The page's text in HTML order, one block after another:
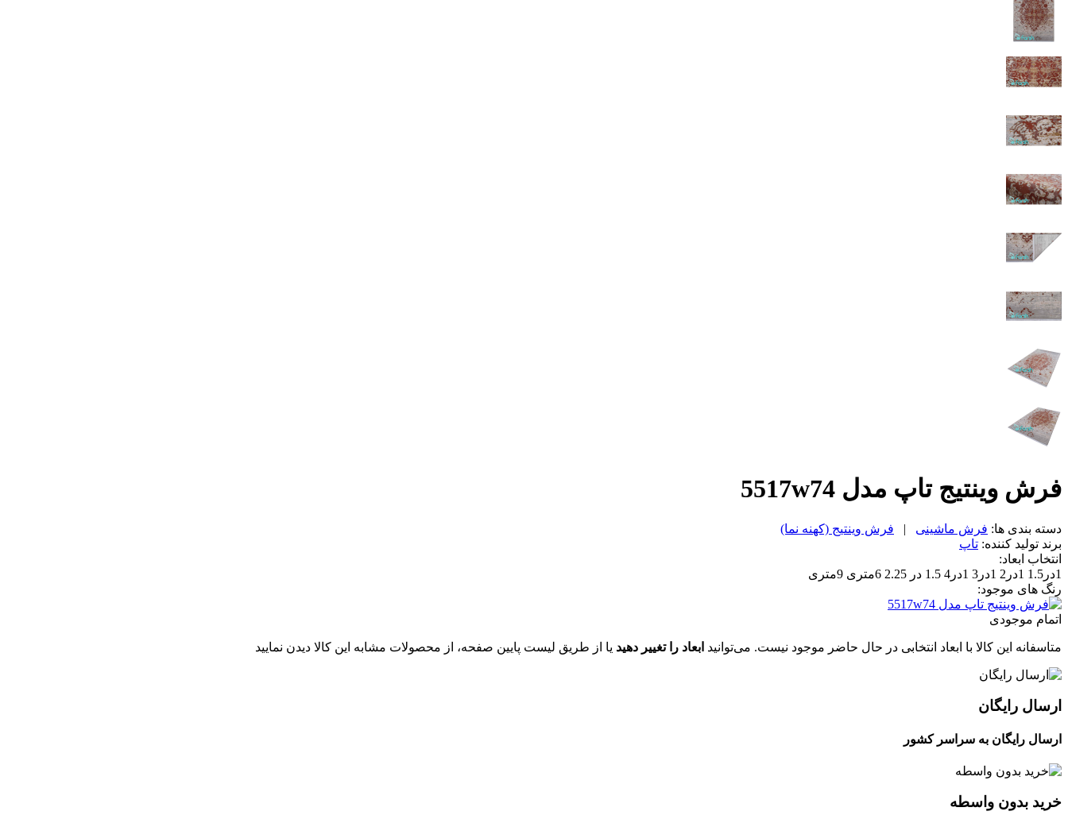
فرش وینتیج تاپ مدل 5517w74
دسته بندی ها: فرش ماشینی |
فرش وینتیج (کهنه نما)
برند تولید کننده: تاپ
انتخاب ابعاد:
1در1.5
1در2 1در3 1در4 1.5 در 2.25 6متری
9متری
رنگ های موجود:
اتمام موجودی
متاسفانه این کالا با ابعاد انتخابی در حال حاضر موجود نیست. می‌توانید ابعاد را تغییر دهید یا از طریق لیست پایین صفحه، از محصولات مشابه این کالا دیدن نمایید
ارسال رایگان
ارسال رایگان به سراسر کشور
خرید بدون واسطه